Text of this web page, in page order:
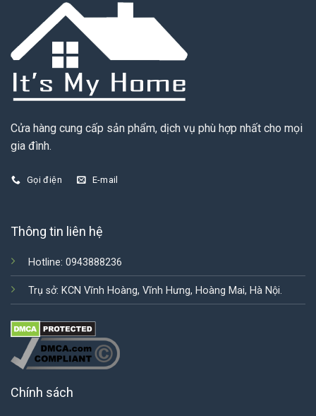
Cửa hàng cung cấp sản phẩm, dịch vụ phù hợp nhất cho mọi
gia đình.
Gọi điện E-mail
Thông tin liên hệ
Hotline: 0943888236
Trụ sở: KCN Vĩnh Hoàng, Vĩnh Hưng, Hoàng Mai, Hà Nội.
Chính sách